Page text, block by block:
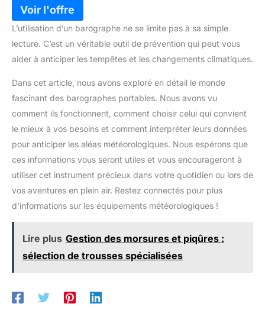
L’utilisation d’un barographe ne se limite pas à sa simple
lecture. C’est un véritable outil de prévention qui peut vous
aider à anticiper les tempêtes et les changements climatiques.
Dans cet article, nous avons exploré en détail le monde
fascinant des barographes portables. Nous avons vu
comment ils fonctionnent, comment choisir celui qui convient
le mieux à vos besoins et comment interpréter leurs données
pour anticiper les aléas météorologiques. Nous espérons que
ces informations vous seront utiles et vous encourageront à
utiliser cet instrument précieux dans votre quotidien ou lors de
vos aventures en plein air. Restez connectés pour plus
d’informations sur les équipements météorologiques !
Lire plus Gestion des morsures et piqûres :
sélection de trousses spécialisées